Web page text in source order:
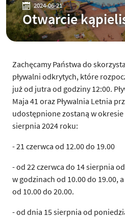
2024-06-21
Otwarcie
Zachęcamy Państwa do
pływalni odkrytych, które
już od jutra od godziny 12:00.
Maja 41 oraz Pływalnia Letnia
udostępnione zostaną w okresie
sierpnia 2024 roku:
- 21 czerwca od 12.00 do 19.00
- od 22 czerwca do 14 sierpnia
w godzinach od 10.00 do 19.00,
od 10.00 do 20.00.
- od dnia 15 sierpnia od